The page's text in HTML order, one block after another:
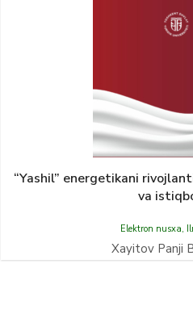
“Yashil” energetikani
va
Elektron nusxa,
Xayitov Panji